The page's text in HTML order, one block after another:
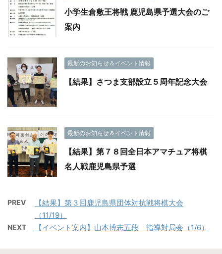
小学生倉敷王将戦 鹿児島県予選大会のご
案内
最新のお知らせ＆イベント情報
【結果】さつま支部設立５周年記念大会
最新のお知らせ＆イベント情報
【結果】第７８回全日本アマチュア将棋
名人戦鹿児島県予選
PREV
【結果】第３回鹿児島県団体対抗戦将棋大会
（11/19）
NEXT 【イベント案内】山本博志五段 指導対局会（1/6）